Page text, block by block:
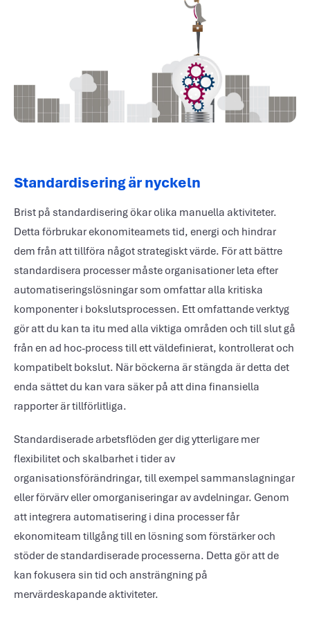
Standardisering är nyckeln
Brist på standardisering ökar olika manuella aktiviteter.
Detta förbrukar ekonomiteamets tid, energi och hindrar
dem från att tillföra något strategiskt värde. För att bättre
standardisera processer måste organisationer leta efter
automatiseringslösningar som omfattar alla kritiska
komponenter i bokslutsprocessen. Ett omfattande verktyg
gör att du kan ta itu med alla viktiga områden och till slut gå
från en ad hoc-process till ett väldefinierat, kontrollerat och
kompatibelt bokslut. När böckerna är stängda är detta det
enda sättet du kan vara säker på att dina finansiella
rapporter är tillförlitliga.
Standardiserade arbetsflöden ger dig ytterligare mer
flexibilitet och skalbarhet i tider av
organisationsförändringar, till exempel sammanslagningar
eller förvärv eller omorganiseringar av avdelningar. Genom
att integrera automatisering i dina processer får
ekonomiteam tillgång till en lösning som förstärker och
stöder de standardiserade processerna. Detta gör att de
kan fokusera sin tid och ansträngning på
mervärdeskapande aktiviteter.